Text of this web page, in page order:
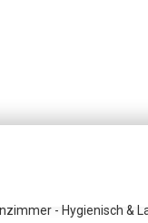
- Hygienisch &